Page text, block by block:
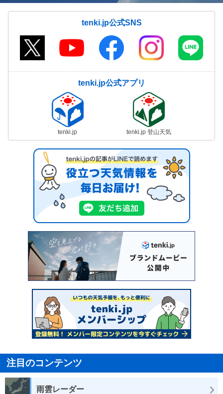
tenki.jp公式SNS
tenki.jp公式アプリ
tenki.jp tenki.jp 登山天気
注目のコンテンツ
雨雲レーダー